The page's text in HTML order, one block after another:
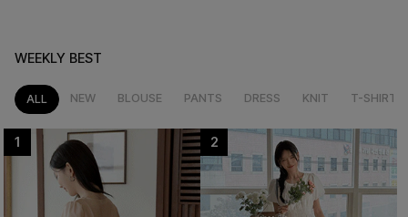
WEEKLY BEST
ALL NEW BLOUSE PANTS DRESS KNIT T-SHIRT